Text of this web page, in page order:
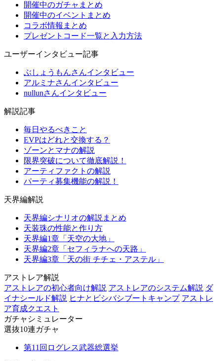
開催中のガチャまとめ
開催中のイベントまとめ
コラボ情報まとめ
プレゼントコード一覧と入力方法
ユーザーインタビュー記事
ぶしょうもんさんインタビュー
アルミナさんインタビュー
nullunさんインタビュー
解説記事
毎日やるべきこと
EVPはどれと交換する？
ゾーンとマナの解説
限界突破について徹底解説！
アーティファクトの解説
パーティ募集機能の解説！
天界編解説
天界編シナリオの解説まとめ
天装珠の性能と作り方
天界編1章「天空の大地」
天界編2章「セフィラナへの天路」
天界編3章「天の街 チチェ・アステル」
アストレア解説
アストレアの初心者向け解説 アストレアのシステム解説 ダ
イナシールド解説 ヒナとビシバシブートキャンプ アストレ
ア育成クエスト
ガチャシミュレーター
選抜10連ガチャ
第11回ログレス武器総選挙